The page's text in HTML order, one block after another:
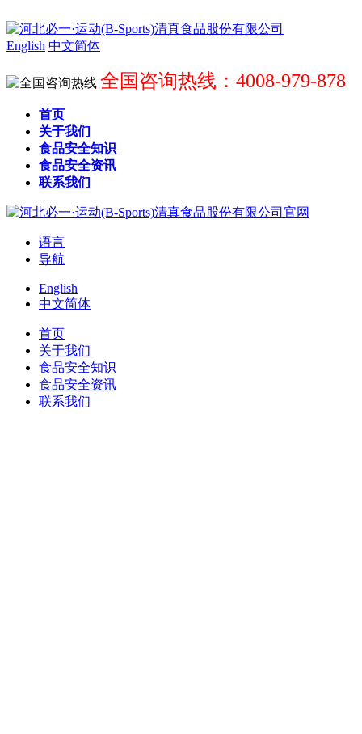
English 中文简体
全国咨询热线：4008-979-878
首页
关于我们
食品安全知识
食品安全资讯
联系我们
语言
导航
English
中文简体
首页
关于我们
食品安全知识
食品安全资讯
联系我们